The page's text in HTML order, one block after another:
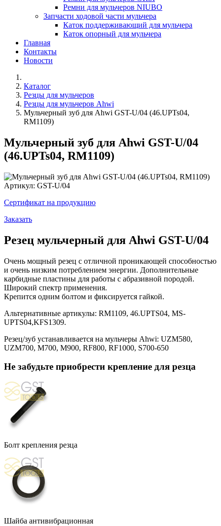
Ремни для мульчеров NIUBO
Запчасти ходовой части мульчера
Каток поддерживающий для мульчера
Каток опорный для мульчера
Главная
Контакты
Новости
Каталог
Резцы для мульчеров
Резцы для мульчеров Ahwi
Мульчерный зуб для Ahwi GST-U/04 (46.UPTs04,
RM1109)
Мульчерный зуб для Ahwi GST-U/04
(46.UPTs04, RM1109)
Артикул: GST-U/04
Сертификат на продукцию
Заказать
Резец мульчерный для Ahwi GST-U/04
Очень мощный резец с отличной проникающей способностью
и очень низким потреблением энергии. Дополнительные
карбидные пластины для работы с абразивной породой.
Широкий спектр применения.
Крепится одним болтом и фиксируется гайкой.
Альтернативные артикулы: RM1109, 46.UPTS04, MS-
UPTS04,KFS1309.
Резец/зуб устанавливается на мульчеры Ahwi: UZM580,
UZM700, M700, M900, RF800, RF1000, S700-650
Не забудьте приобрести крепление для резца
Болт крепления резца
Шайба антивибрационная